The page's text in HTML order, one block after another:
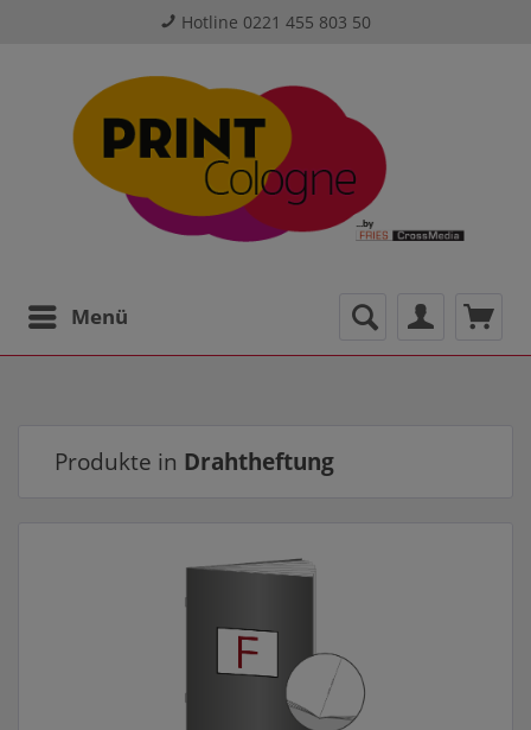
Hotline 0221 455 803 50
Menü
Produkte in Drahtheftung